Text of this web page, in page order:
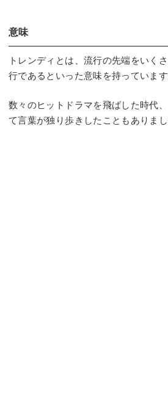
意味
トレンディとは、流行の先端をいく
行であるといった意味を持っています
数々のヒットドラマを飛ばした時代
て言葉が独り歩きしたこともありまし